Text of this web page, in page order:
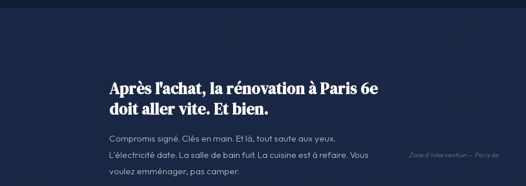
Après l'achat, la rénovation à Paris 6e
doit aller vite. Et bien.
Compromis signé. Clés en main. Et là, tout saute aux yeux.
L'électricité date. La salle de bain fuit. La cuisine est à refaire. Vous
voulez emménager, pas camper.
Zone d'intervention — Paris 6e